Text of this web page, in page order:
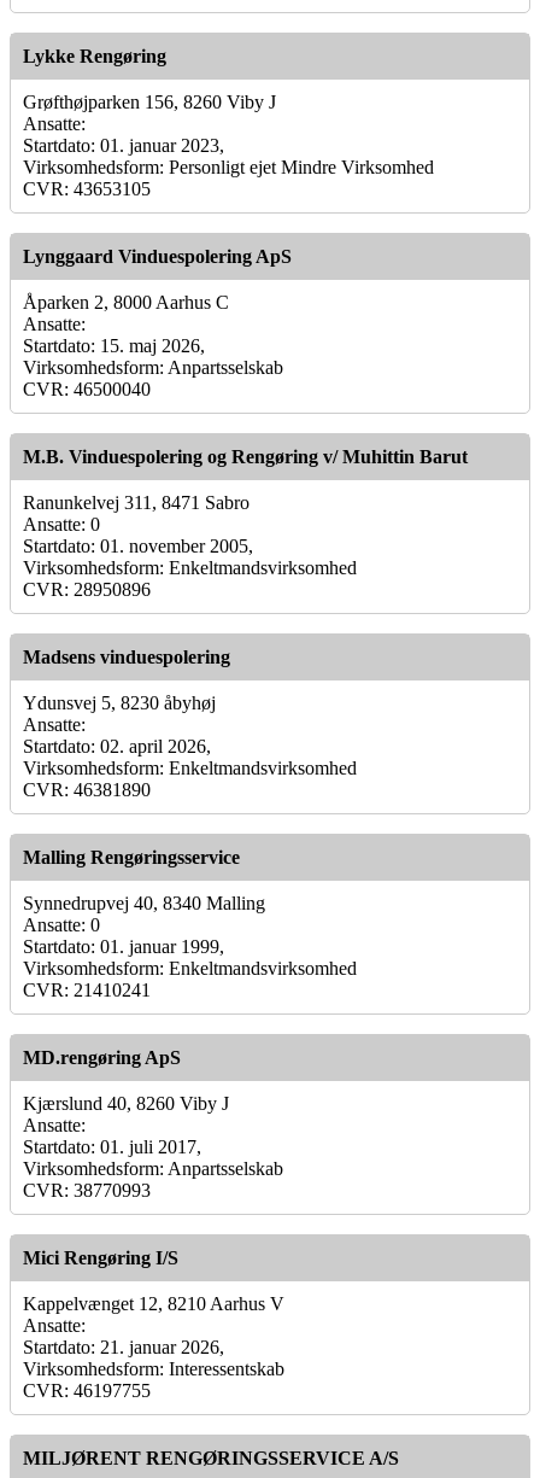
Lykke Rengøring
Grøfthøjparken 156, 8260 Viby J
Ansatte:
Startdato: 01. januar 2023,
Virksomhedsform: Personligt ejet Mindre Virksomhed
CVR: 43653105
Lynggaard Vinduespolering ApS
Åparken 2, 8000 Aarhus C
Ansatte:
Startdato: 15. maj 2026,
Virksomhedsform: Anpartsselskab
CVR: 46500040
M.B. Vinduespolering og Rengøring v/ Muhittin Barut
Ranunkelvej 311, 8471 Sabro
Ansatte: 0
Startdato: 01. november 2005,
Virksomhedsform: Enkeltmandsvirksomhed
CVR: 28950896
Madsens vinduespolering
Ydunsvej 5, 8230 åbyhøj
Ansatte:
Startdato: 02. april 2026,
Virksomhedsform: Enkeltmandsvirksomhed
CVR: 46381890
Malling Rengøringsservice
Synnedrupvej 40, 8340 Malling
Ansatte: 0
Startdato: 01. januar 1999,
Virksomhedsform: Enkeltmandsvirksomhed
CVR: 21410241
MD.rengøring ApS
Kjærslund 40, 8260 Viby J
Ansatte:
Startdato: 01. juli 2017,
Virksomhedsform: Anpartsselskab
CVR: 38770993
Mici Rengøring I/S
Kappelvænget 12, 8210 Aarhus V
Ansatte:
Startdato: 21. januar 2026,
Virksomhedsform: Interessentskab
CVR: 46197755
MILJØRENT RENGØRINGSSERVICE A/S